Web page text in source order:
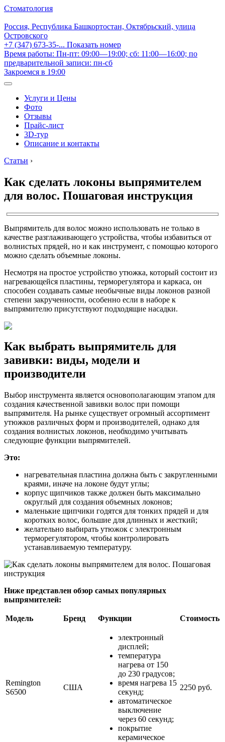
Стоматология
Россия, Республика Башкортостан, Октябрьский, улица
Островского
+7 (347) 673-35-... Показать номер
Время работы: Пн-пт: 09:00—19:00; сб: 11:00—16:00; по
предварительной записи: пн-сб
Закроемся в 19:00
Услуги и Цены
Фото
Отзывы
Прайс-лист
3D-тур
Описание и контакты
Статьи ›
Как сделать локоны выпрямителем
для волос. Пошаговая инструкция
Выпрямитель для волос можно использовать не только в
качестве разглаживающего устройства, чтобы избавиться от
волнистых прядей, но и как инструмент, с помощью которого
можно сделать объемные локоны.
Несмотря на простое устройство утюжка, который состоит из
нагревающейся пластины, терморегулятора и каркаса, он
способен создавать самые необычные виды локонов разной
степени закрученности, особенно если в наборе к
выпрямителю присутствуют подходящие насадки.
Как выбрать выпрямитель для
завивки: виды, модели и
производители
Выбор инструмента является основополагающим этапом для
создания качественной завивки волос при помощи
выпрямителя. На рынке существует огромный ассортимент
утюжков различных форм и производителей, однако для
создания волнистых локонов, необходимо учитывать
следующие функции выпрямителей.
Это:
нагревательная пластина должна быть с закругленными
краями, иначе на локоне будут углы;
корпус щипчиков также должен быть максимально
округлый для создания объемных локонов;
маленькие щипчики годятся для тонких прядей и для
коротких волос, большие для длинных и жесткий;
желательно выбирать утюжок с электронным
терморегулятором, чтобы контролировать
устанавливаемую температуру.
Ниже представлен обзор самых популярных
выпрямителей:
Модель Бренд Функции Стоимость
Remington
S6500
США
электронный
дисплей;
температура
нагрева от 150
до 230 градусов;
время нагрева 15
секунд;
автоматическое
выключение
через 60 секунд;
покрытие
керамическое
2250 руб.